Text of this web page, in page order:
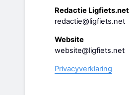
Redactie Ligfiets.net
redactie@ligfiets.net
Website
website@ligfiets.net
Privacyverklaring